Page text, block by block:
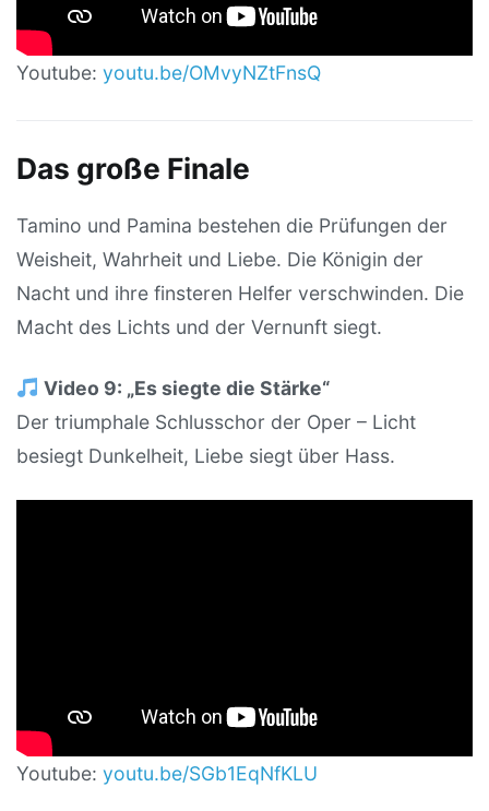
Youtube: youtu.be/OMvyNZtFnsQ
Das große Finale
Tamino und Pamina bestehen die Prüfungen der
Weisheit, Wahrheit und Liebe. Die Königin der
Nacht und ihre finsteren Helfer verschwinden. Die
Macht des Lichts und der Vernunft siegt.
Video 9: „Es siegte die Stärke“
Der triumphale Schlusschor der Oper – Licht
besiegt Dunkelheit, Liebe siegt über Hass.
Youtube: youtu.be/SGb1EqNfKLU